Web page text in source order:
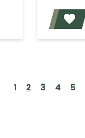
1 2 3 4 5